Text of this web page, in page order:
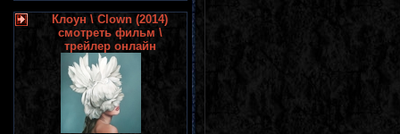
Клоун \ Clown (2014)
смотреть фильм \
трейлер онлайн